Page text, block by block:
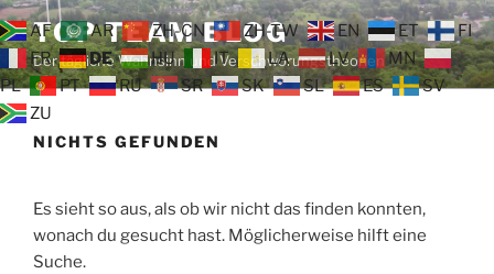
Zum
Inhalt
springen
TOP TEAM BLOG
Der tägliche Wahnsinn und Verschwörungstheorien
NICHTS GEFUNDEN
Es sieht so aus, als ob wir nicht das finden konnten,
wonach du gesucht hast. Möglicherweise hilft eine
Suche.
AF AR ZH-CN ZH-TW EN ET
FI
FR
DE HU IT LA LV
MN
PL
PT RU SR SK SL ES
SV
ZU